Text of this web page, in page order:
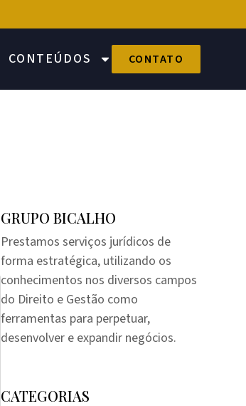
CONTEÚDOS CONTATO
GRUPO BICALHO
Prestamos serviços jurídicos de
forma estratégica, utilizando os
conhecimentos nos diversos campos
do Direito e Gestão como
ferramentas para perpetuar,
desenvolver e expandir negócios.
CATEGORIAS